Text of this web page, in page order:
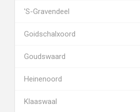
's-Gravendeel
Goidschalxoord
Goudswaard
Heinenoord
Klaaswaal